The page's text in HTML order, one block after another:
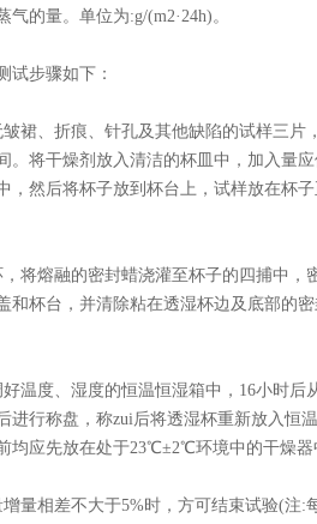
的量。单位为:g/(m2·24h)。
试步骤如下：
、折痕、针孔及其他缺陷的试样三片
。将干燥剂放入清洁的杯皿中，加入量
，然后将杯子放到杯台上，试样放在杯
熔融的密封蜡浇灌至杯子的四捕中，
和杯台，并清除粘在透湿杯边及底部的
度、湿度的恒温恒湿箱中，16小时后
进行称盘，称zui后将透湿杯重新放入恒
均应先放在处于23℃±2℃环境中的干燥器
相差不大于5%时，方可结束试验(注: